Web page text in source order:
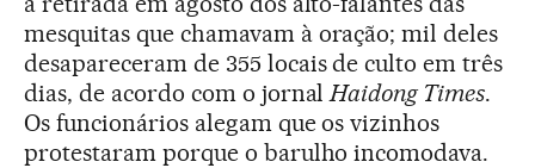
mesquitas que chamavam à oração; mil deles
desapareceram de 355 locais de culto em três
dias, de acordo com o jornal Haidong Times.
Os funcionários alegam que os vizinhos
protestaram porque o barulho incomodava.